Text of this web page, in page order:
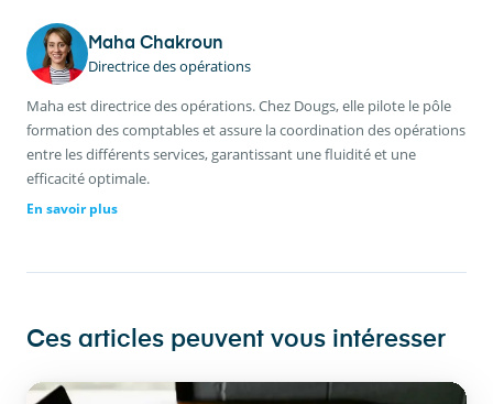
Maha Chakroun
Directrice des opérations
Maha est directrice des opérations. Chez Dougs, elle pilote le pôle
formation des comptables et assure la coordination des opérations
entre les différents services, garantissant une fluidité et une
efficacité optimale.
En savoir plus
Ces articles peuvent vous intéresser